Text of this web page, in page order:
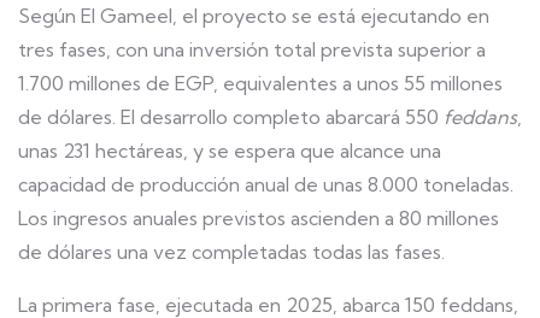
Según El Gameel, el proyecto se está ejecutando en
tres fases, con una inversión total prevista superior a
1.700 millones de EGP, equivalentes a unos 55 millones
de dólares. El desarrollo completo abarcará 550 feddans,
unas 231 hectáreas, y se espera que alcance una
capacidad de producción anual de unas 8.000 toneladas.
Los ingresos anuales previstos ascienden a 80 millones
de dólares una vez completadas todas las fases.
La primera fase, ejecutada en 2025, abarca 150 feddans,